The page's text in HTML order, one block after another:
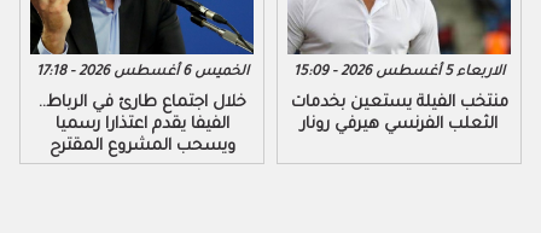
الخميس 6 أغسطس 2026 - 17:18
خلال اجتماع طارئ في الرباط..
الفيفا يقدم اعتذارا رسميا
ويسحب المشروع المقترح
الاربعاء 5 أغسطس 2026 - 15:09
منتخب الفيلة يستعين بخدمات
الثعلب الفرنسي هيرفي رونار